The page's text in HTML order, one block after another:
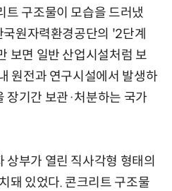
트 구조물이 모습을 드러냈
원자력환경공단의 '2단계
보면 일반 산업시설처럼 보
원전과 연구시설에서 발생하
장기간 보관·처분하는 국가
상부가 열린 직사각형 형태의
돼 있었다. 콘크리트 구조물